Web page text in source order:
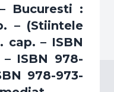
Bucuresti :
– (Stiintele
cap. – ISBN
ISBN 978-
978-973-